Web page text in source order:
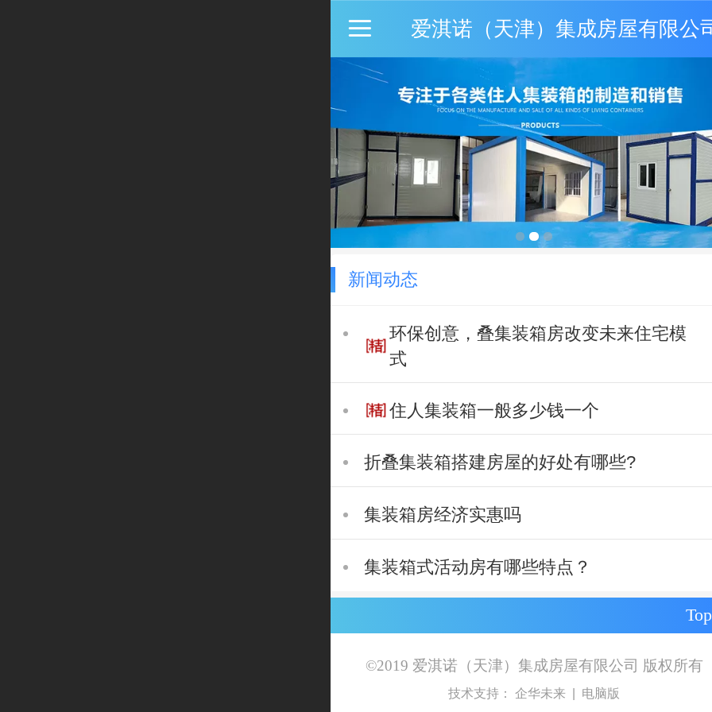
爱淇诺（天津）集成房屋有限公
新闻动态
环保创意，叠集装箱房改变未来住宅模
式
住人集装箱一般多少钱一个
折叠集装箱搭建房屋的好处有哪些?
集装箱房经济实惠吗
集装箱式活动房有哪些特点？
Top
©2019 爱淇诺（天津）集成房屋有限公司 版权所有
技术支持： 企华未来 电脑版